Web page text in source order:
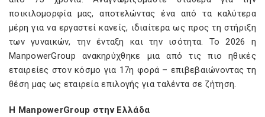
ποικιλομορφία μας, αποτελώντας ένα από τα καλύτερα
μέρη για να εργαστεί κανείς, ιδιαίτερα ως προς τη στήριξη
των γυναικών, την ένταξη και την ισότητα. Το 2026 η
ManpowerGroup ανακηρύχθηκε μια από τις πιο ηθικές
εταιρείες στον κόσμο για 17η φορά – επιβεβαιώνοντας τη
θέση μας ως εταιρεία επιλογής για ταλέντα σε ζήτηση.
Η ManpowerGroup στην Ελλάδα